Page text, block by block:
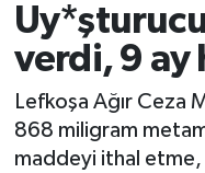
verdi, 9 ay
Lefkoşa Ağır Ceza
868 miligram
maddeyi ithal
SAĞLIK
SPOR
TEKNOLOJİ
Tüm Manşetler
Son Dakika
Haber Arşivi